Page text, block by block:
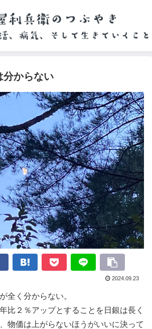
分からない
2024.09.23
全く分からない。
比２％アップとすることを 日銀は長く
物価は上がらないほうがいいに決って